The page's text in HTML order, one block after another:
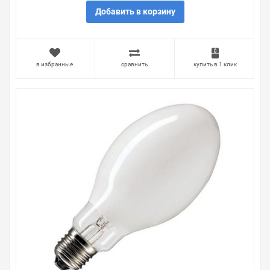
сайте можно найти как товары, пользующиеся
повышенным спросом, так и то, что в других
мы уделяем особое внимание. Кроме того, ставка
делается на безопасность и качество продукции. Так
же цена - 1 078.00 ₽ может быть для Вас и ниже так
Мы предлагаем большой выбор товаров из категории
Лампы металлогалогенные 100-400W с цоколем E40
по хорошим ценам. Уверены, что вы найдете на нашем
сайте именно то, что искали, потратив на это минимум
времени. Есть поиск по позициям.
Весь товар сертифицирован, отвечает требованиям
качества. Мы работаем с проверенными
поставщиками, продаем товар от давно
зарекомендовавших себя брендов.
Быстрая доставка в любой город – несколько
вариантов, вы всегда можете выбрать наиболее
удобный. Лампа металлогалогенная BLV HIT 250W nw
Добавить в корзину
в избранные сравнить купить в 1 клик